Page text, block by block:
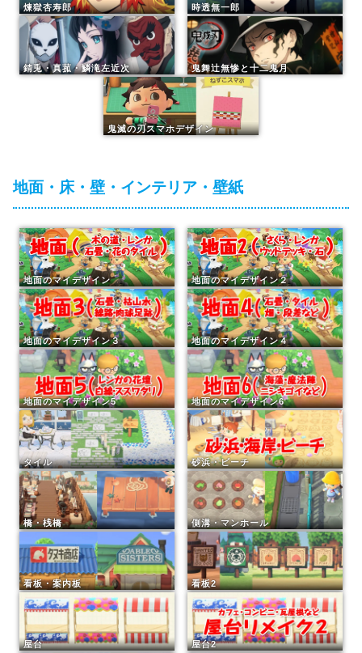
煉獄杏寿郎 時透無一郎
錆兎・真菰・鱗滝左近次 鬼舞辻無惨と十二鬼月
鬼滅の刃スマホデザイン
地面・床・壁・インテリア・壁紙
地面のマイデザイン 地面のマイデザイン２
地面のマイデザイン３ 地面のマイデザイン４
地面のマイデザイン5 地面のマイデザイン6
タイル 砂浜・ビーチ
橋・桟橋 側溝・マンホール
看板・案内板 看板2
屋台 屋台2